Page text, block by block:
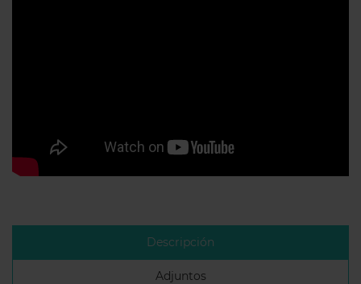
Descripción
Adjuntos